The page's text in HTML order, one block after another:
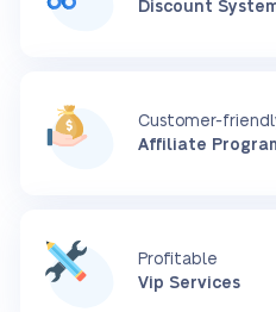
Discount
Customer-
Affiliate
Profitable
Vip Services